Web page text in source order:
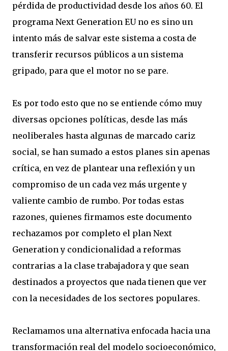
pérdida de productividad desde los años 60. El
programa Next Generation EU no es sino un
intento más de salvar este sistema a costa de
transferir recursos públicos a un sistema
gripado, para que el motor no se pare.
Es por todo esto que no se entiende cómo muy
diversas opciones políticas, desde las más
neoliberales hasta algunas de marcado cariz
social, se han sumado a estos planes sin apenas
crítica, en vez de plantear una reflexión y un
compromiso de un cada vez más urgente y
valiente cambio de rumbo. Por todas estas
razones, quienes firmamos este documento
rechazamos por completo el plan Next
Generation y condicionalidad a reformas
contrarias a la clase trabajadora y que sean
destinados a proyectos que nada tienen que ver
con la necesidades de los sectores populares.
Reclamamos una alternativa enfocada hacia una
transformación real del modelo socioeconómico,